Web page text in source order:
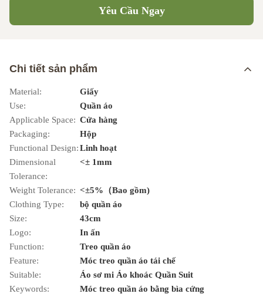
Yêu Cầu Ngay
Chi tiết sản phẩm
Material:
Giấy
Use:
Quần áo
Applicable Space: Cửa hàng
Packaging:
Hộp
Functional Design:Linh hoạt
Dimensional
Tolerance:
<± 1mm
Weight Tolerance: <±5%（Bao gồm)
Clothing Type:
bộ quần áo
Size:
43cm
Logo:
In ấn
Function:
Treo quần áo
Feature:
Móc treo quần áo tái chế
Suitable:
Áo sơ mi Áo khoác Quần Suit
Keywords:
Móc treo quần áo bằng bìa cứng